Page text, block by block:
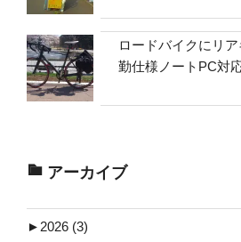
ロードバイクにリ
勤仕様ノートPC対
アーカイブ
► 2026 (3)